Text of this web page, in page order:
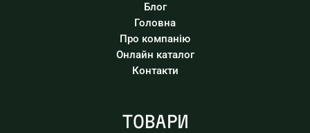
Блог
Головна
Про компанію
Онлайн каталог
Контакти
ТОВАРИ